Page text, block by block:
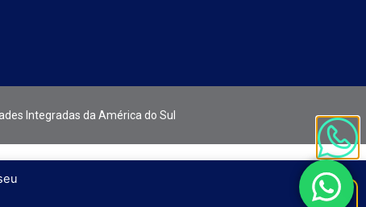
Integradas da América do Sul